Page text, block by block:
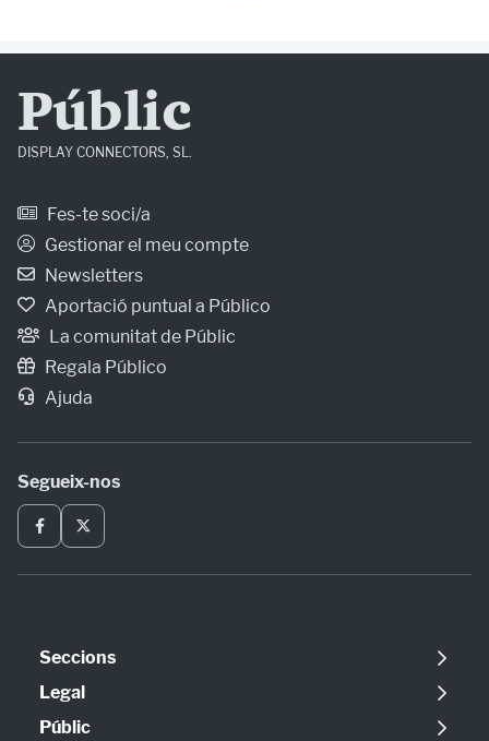
Públic
DISPLAY CONNECTORS, SL.
Fes-te soci/a
Gestionar el meu compte
Newsletters
Aportació puntual a Público
La comunitat de Públic
Regala Público
Ajuda
Segueix-nos
Seccions
Política
Opinió
Legal
Avís legal
Públic